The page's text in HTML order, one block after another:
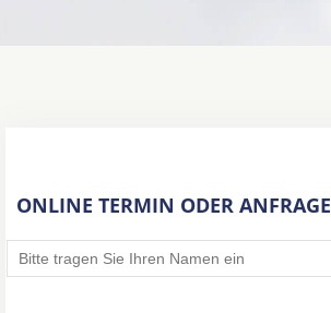
ONLINE TERMIN ODER ANFRAGE